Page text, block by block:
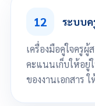
จัดกา
จัดการข้อมูลติดตาม
บัน
ออกรายงานเวลาแสก
ออกรายงานพ
12 ระบบค
เครื่องมือคู่ใจครู
คะแนนเก็บให้อยู่
ของงานเอกสาร